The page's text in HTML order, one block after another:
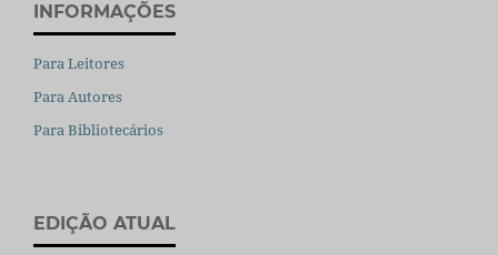
INFORMAÇÕES
Para Leitores
Para Autores
Para Bibliotecários
EDIÇÃO ATUAL